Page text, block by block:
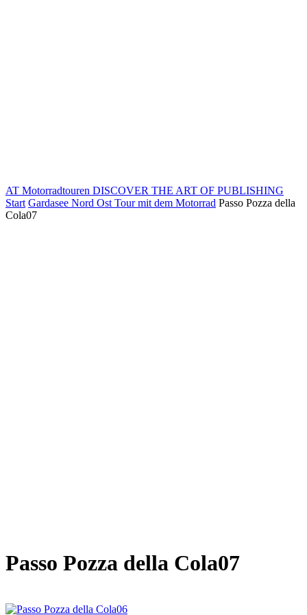
AT Motorradtouren DISCOVER THE ART OF PUBLISHING
Start Gardasee Nord Ost Tour mit dem Motorrad Passo Pozza della
Cola07
Passo Pozza della Cola07